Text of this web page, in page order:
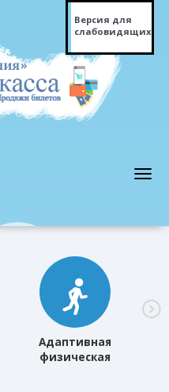
Версия для
слабовидящих
Адаптивная
физическая